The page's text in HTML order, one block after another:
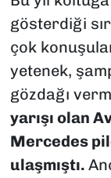
gösterdiği
çok
yetenek,
gözdağı
yarışı olan
Mercedes
ulaşmıştı.